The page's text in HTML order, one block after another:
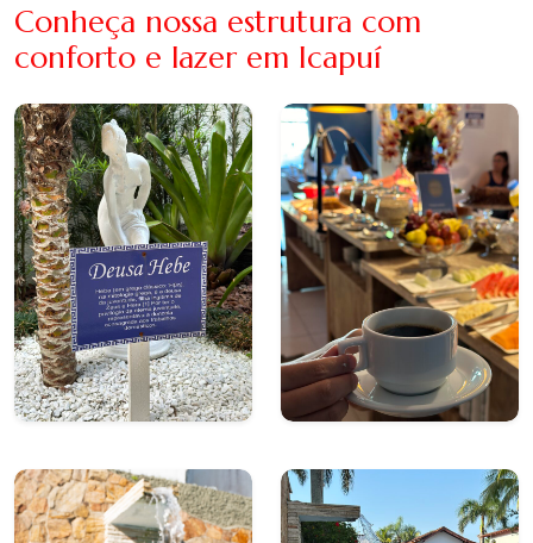
Conheça nossa estrutura com
conforto e lazer em Icapuí